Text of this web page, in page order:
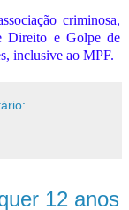
criminosa,
Direito e Golpe de
inclusive ao MPF.
12 anos